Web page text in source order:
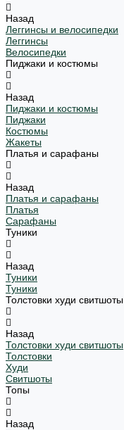
Назад
Леггинсы и велосипедки
Леггинсы
Велосипедки
Пиджаки и костюмы
Назад
Пиджаки и костюмы
Пиджаки
Костюмы
Жакеты
Платья и сарафаны
Назад
Платья и сарафаны
Платья
Сарафаны
Туники
Назад
Туники
Туники
Толстовки худи свитшоты
Назад
Толстовки худи свитшоты
Толстовки
Худи
Свитшоты
Топы
Назад